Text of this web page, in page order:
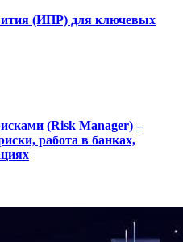
(ИПР) для ключевых
(Risk Manager) –
работа в банках,